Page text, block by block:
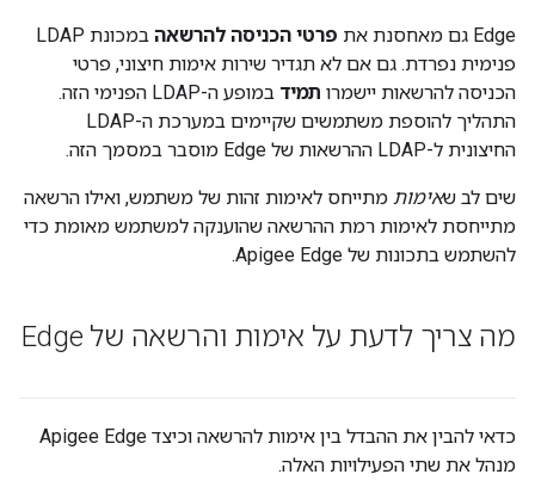
Edge גם מאחסנת את פרטי הכניסה להרשאה
במכונת LDAP
פנימית נפרדת. גם אם לא תגדיר שירות אימות חיצוני, פרטי
הכניסה להרשאות יישמרו תמיד
במופע ה-LDAP הפנימי הזה.
התהליך להוספת משתמשים שקיימים במערכת ה-LDAP
החיצונית ל-LDAP ההרשאות של Edge מוסבר במסמך הזה.
שים לב שאימות מתייחס לאימות זהות של משתמש, ואילו הרשאה
מתייחסת לאימות רמת ההרשאה שהוענקה למשתמש מאומת כדי
להשתמש בתכונות של Apigee Edge.
מה צריך לדעת על אימות והרשאה של Edge
כדאי להבין את ההבדל בין אימות להרשאה וכיצד Apigee Edge
מנהל את שתי הפעילויות האלה.